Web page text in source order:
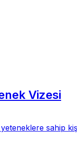
Vizesi
sahip